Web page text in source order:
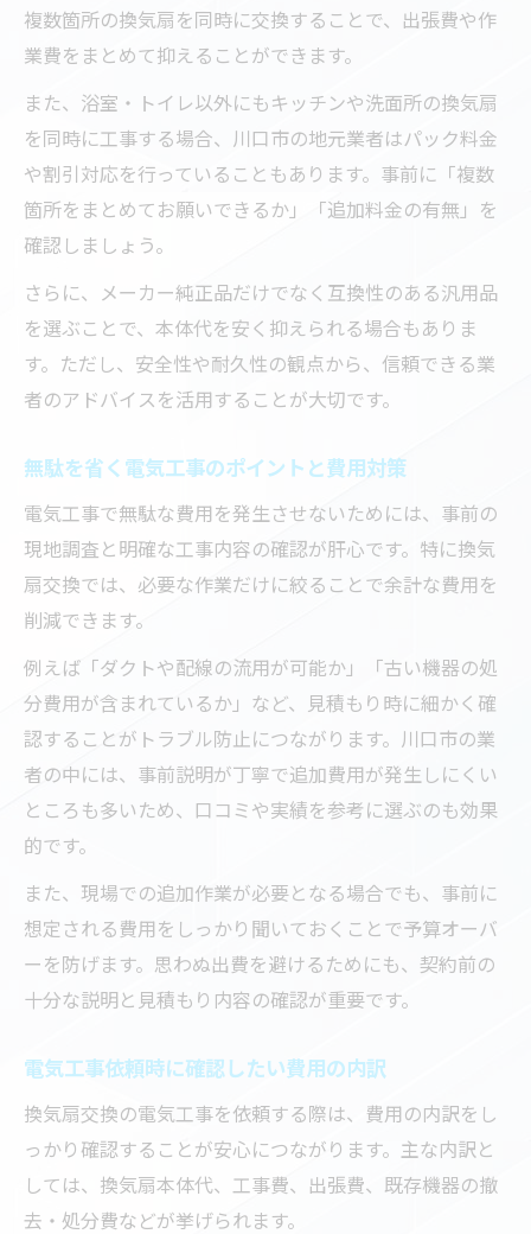
複数箇所の換気扇を同時に交換することで、出張費や作
業費をまとめて抑えることができます。
また、浴室・トイレ以外にもキッチンや洗面所の換気扇
を同時に工事する場合、川口市の地元業者はパック料金
や割引対応を行っていることもあります。事前に「複数
箇所をまとめてお願いできるか」「追加料金の有無」を
確認しましょう。
さらに、メーカー純正品だけでなく互換性のある汎用品
を選ぶことで、本体代を安く抑えられる場合もありま
す。ただし、安全性や耐久性の観点から、信頼できる業
者のアドバイスを活用することが大切です。
無駄を省く電気工事のポイントと費用対策
電気工事で無駄な費用を発生させないためには、事前の
現地調査と明確な工事内容の確認が肝心です。特に換気
扇交換では、必要な作業だけに絞ることで余計な費用を
削減できます。
例えば「ダクトや配線の流用が可能か」「古い機器の処
分費用が含まれているか」など、見積もり時に細かく確
認することがトラブル防止につながります。川口市の業
者の中には、事前説明が丁寧で追加費用が発生しにくい
ところも多いため、口コミや実績を参考に選ぶのも効果
的です。
また、現場での追加作業が必要となる場合でも、事前に
想定される費用をしっかり聞いておくことで予算オーバ
ーを防げます。思わぬ出費を避けるためにも、契約前の
十分な説明と見積もり内容の確認が重要です。
電気工事依頼時に確認したい費用の内訳
換気扇交換の電気工事を依頼する際は、費用の内訳をし
っかり確認することが安心につながります。主な内訳と
しては、換気扇本体代、工事費、出張費、既存機器の撤
去・処分費などが挙げられます。